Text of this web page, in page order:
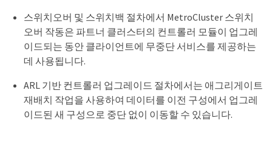
스위치오버 및 스위치백 절차에서 MetroCluster 스위치
오버 작동은 파트너 클러스터의 컨트롤러 모듈이 업그레
이드되는 동안 클라이언트에 무중단 서비스를 제공하는
데 사용됩니다.
ARL 기반 컨트롤러 업그레이드 절차에서는 애그리게이트
재배치 작업을 사용하여 데이터를 이전 구성에서 업그레
이드된 새 구성으로 중단 없이 이동할 수 있습니다.